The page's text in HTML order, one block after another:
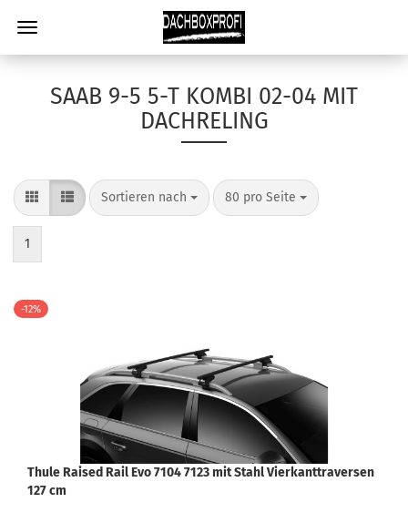
SAAB 9-5 5-T KOMBI 02-04 MIT
DACHRELING
Sortieren nach 80 pro Seite
1
-12%
Thule Raised Rail Evo 7104 7123 mit Stahl Vierkanttraversen
127 cm